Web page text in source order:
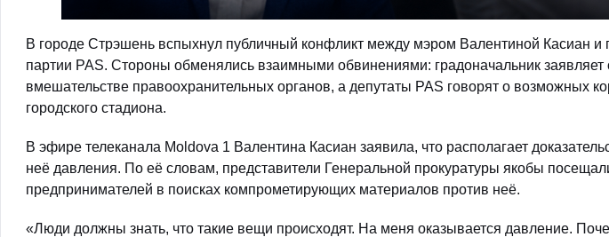
В городе Стрэшень вспыхнул публичный конфликт между мэром Валентиной Касиан и
партии PAS. Стороны обменялись взаимными обвинениями: градоначальник заявляет
вмешательстве правоохранительных органов, а депутаты PAS говорят о возможных
городского стадиона.
В эфире телеканала Moldova 1 Валентина Касиан заявила, что располагает
неё давления. По её словам, представители Генеральной прокуратуры якобы
предпринимателей в поисках компрометирующих материалов против неё.
«Люди должны знать, что такие вещи происходят. На меня оказывается давление.